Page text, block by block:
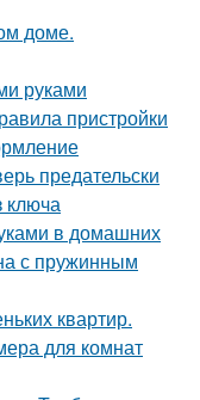
доме.
руками
пристройки
предательски
ключа
в домашних
с пружинным
квартир.
для комнат